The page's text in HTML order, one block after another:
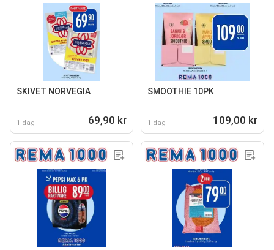
SKIVET NORVEGIA
1 dag 69,90 kr
SMOOTHIE 10PK
1 dag 109,00 kr